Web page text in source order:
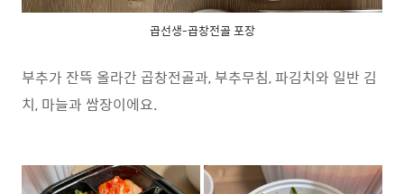
곱선생-곱창전골 포장
부추가 잔뜩 올라간 곱창전골과, 부추무침, 파김치와 일반 김
치, 마늘과 쌈장이에요.